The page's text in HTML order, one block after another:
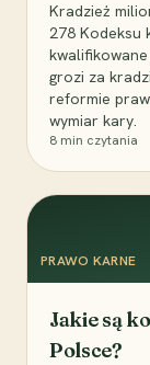
Kradzież
278 Kodeksu
grozi za
reformie
wymiar kary.
8 min czytania
PRAWO KARNE
Jakie są
Polsce?